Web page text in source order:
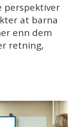
perspektiver
at barna
enn dem
retning,